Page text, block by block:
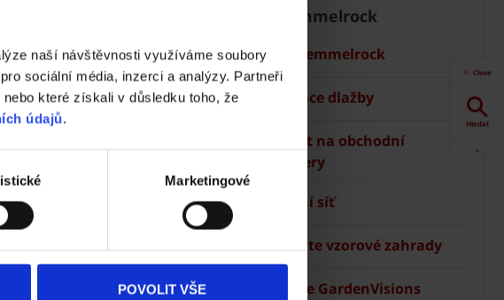
naší návštěvnosti využíváme soubory
sociální média, inzerci a analýzy. Partneři
které získali v důsledku toho, že
údajů.
Marketingové
POVOLIT VŠE
Terca
fasády
prodeje
vzorkovnu Terca
Dlažba Semmelrock
Ceník Semmelrock
Kalkulace dlažby
Kontakt na obchodní
manažery
Prodejní síť
Navštivte vzorové zahrady
Aplikace GardenVisions
Close
Hledat